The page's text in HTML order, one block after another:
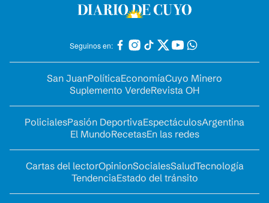
Seguinos en:
San JuanPolíticaEconomíaCuyo Minero
Suplemento VerdeRevista OH
PolicialesPasión DeportivaEspectáculosArgentina
El MundoRecetasEn las redes
Cartas del lectorOpinionSocialesSaludTecnología
TendenciaEstado del tránsito